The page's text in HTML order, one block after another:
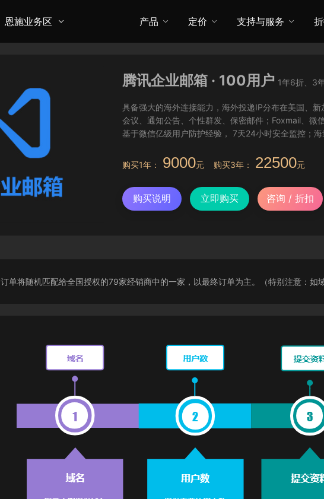
恩施业务区 产品 定价 支持与服务
腾讯企业邮箱 · 100用户 1年6折、3
具备强大的海外连接能力，海外投递IP分布在美国、
会议、通知公告、个性群发、保密邮件；Foxmail、微
基于微信亿级用户防护经验， 7天24小时安全监控；
购买1年： 9000元 购买3年： 22500元
购买说明 立即购买 咨询 / 折扣
订单将随机匹配给全国授权的79家经销商中的一家，以最终订单为主。（特别注意：如